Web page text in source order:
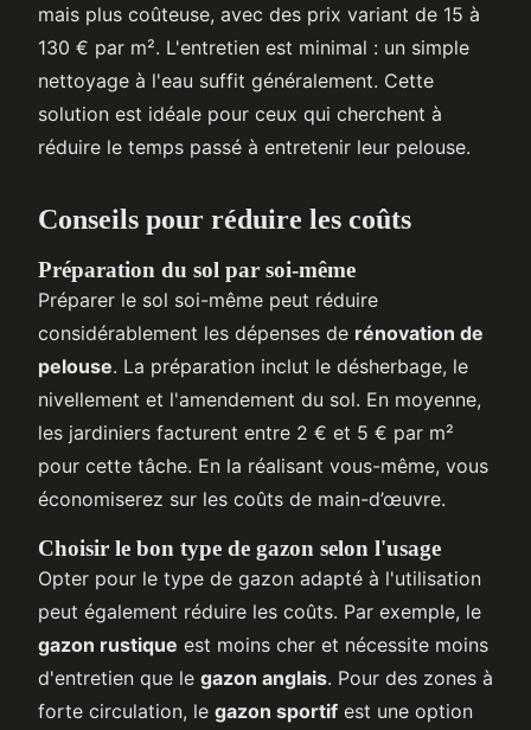
mais plus coûteuse, avec des prix variant de 15 à
130 € par m². L'entretien est minimal : un simple
nettoyage à l'eau suffit généralement. Cette
solution est idéale pour ceux qui cherchent à
réduire le temps passé à entretenir leur pelouse.
Conseils pour réduire les coûts
Préparation du sol par soi-même
Préparer le sol soi-même peut réduire
considérablement les dépenses de rénovation de
pelouse. La préparation inclut le désherbage, le
nivellement et l'amendement du sol. En moyenne,
les jardiniers facturent entre 2 € et 5 € par m²
pour cette tâche. En la réalisant vous-même, vous
économiserez sur les coûts de main-d’œuvre.
Choisir le bon type de gazon selon l'usage
Opter pour le type de gazon adapté à l'utilisation
peut également réduire les coûts. Par exemple, le
gazon rustique est moins cher et nécessite moins
d'entretien que le gazon anglais. Pour des zones à
forte circulation, le gazon sportif est une option